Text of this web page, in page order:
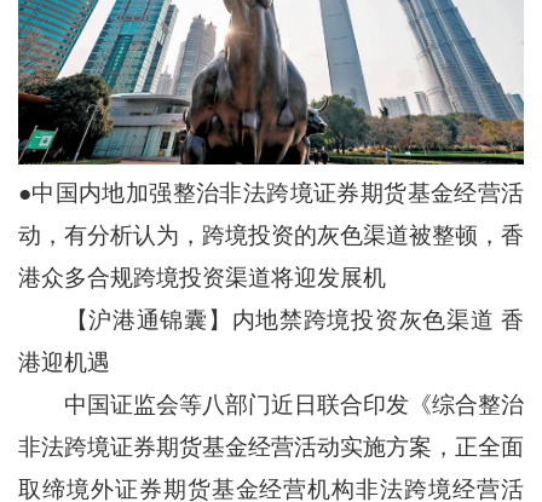
●中国内地加强整治非法跨境证券期货基金经营活
动，有分析认为，跨境投资的灰色渠道被整顿，香
港众多合规跨境投资渠道将迎发展机
【沪港通锦囊】内地禁跨境投资灰色渠道 香
港迎机遇
中国证监会等八部门近日联合印发《综合整治
非法跨境证券期货基金经营活动实施方案，正全面
取缔境外证券期货基金经营机构非法跨境经营活